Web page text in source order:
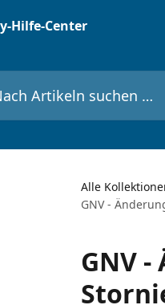
suchen …
Alle
GNV -
GNV